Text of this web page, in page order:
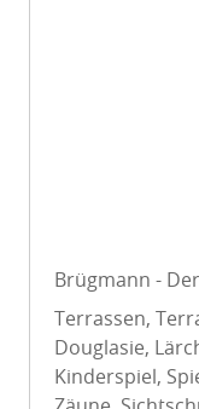
Brügmann -
Terrassen,
Douglasie,
Kinderspiel,